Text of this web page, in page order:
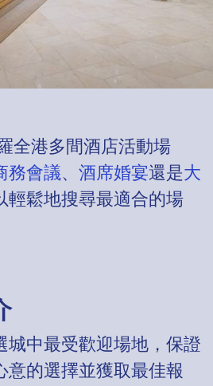
全港多間酒店活動場
務會議、 酒席婚宴還是大
輕鬆地搜尋最適合的場
城中最受歡迎場地，保證
意的選擇並獲取最佳報